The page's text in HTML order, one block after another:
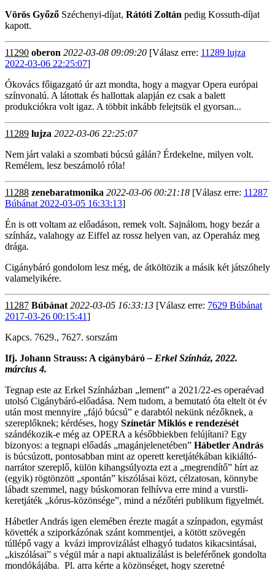
Vörös Győző Széchenyi-díjat, Rátóti Zoltán pedig Kossuth-díjat
kapott.
11290 oberon 2022-03-08 09:09:20 [Válasz erre: 11289 lujza
2022-03-06 22:25:07]
Ókovács főigazgató úr azt mondta, hogy a magyar Opera európai
színvonalú. A látottak és hallottak alapján ez csak a balett
produkciókra volt igaz. A többit inkább felejtsük el gyorsan...
11289 lujza 2022-03-06 22:25:07
Nem járt valaki a szombati búcsú gálán? Érdekelne, milyen volt.
Remélem, lesz beszámoló róla!
11288 zenebaratmonika 2022-03-06 00:21:18 [Válasz erre: 11287
Búbánat 2022-03-05 16:33:13]
Én is ott voltam az előadáson, remek volt. Sajnálom, hogy bezár a
színház, valahogy az Eiffel az rossz helyen van, az Operaház meg
drága.
Cigánybáró gondolom lesz még, de átköltözik a másik két játszóhely
valamelyikére.
11287 Búbánat 2022-03-05 16:33:13 [Válasz erre: 7629 Búbánat
2017-03-26 00:15:41]
Kapcs. 7629., 7627. sorszám
Ifj. Johann Strauss: A cigánybáró– Erkel Színház, 2022.
március 4.
Tegnap este az Erkel Színházban „lement” a 2021/22-es operaévad
utolsó Cigánybáró-előadása. Nem tudom, a bemutató óta eltelt öt év
után most mennyire „fájó búcsú” e darabtól nekünk nézőknek, a
szereplőknek; kérdéses, hogy Színetár Miklós e rendezését
szándékozik-e még az OPERA a későbbiekben felújítani? Egy
bizonyos: a tegnapi előadás „magánjelenetében” Hábetler András
is búcsúzott, pontosabban mint az operett keretjátékában kikiáltó-
narrátor szereplő, külön kihangsúlyozta ezt a „megrendítő” hírt az
(egyik) rögtönzött „spontán” kiszólásai közt, célzatosan, könnybe
lábadt szemmel, nagy búskomoran felhívva erre mind a vurstli-
keretjáték „kórus-közönsége”, mind a nézőtéri publikum figyelmét.
Hábetler András igen elemében érezte magát a színpadon, egymást
követték a sziporkázónak szánt kommentjei, a kötött szövegén
túllépő vagy a kvázi improvizálást elhagyó tudatos kikacsintásai,
„kiszólásai” s végül már a napi aktualizálást is beleférőnek gondolta
mondókájába. Pl. arra kérte a közönséget, hogy szeretné